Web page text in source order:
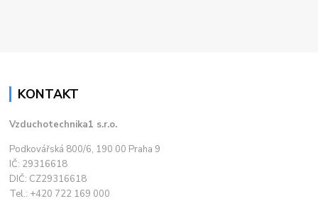
KONTAKT
Vzduchotechnika1 s.r.o.
Podkovářská 800/6, 190 00 Praha 9
IČ: 29316618
DIČ: CZ29316618
Tel.: +420 722 169 000